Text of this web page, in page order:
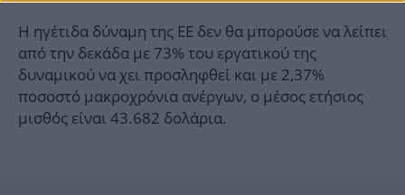
Η ηγέτιδα δύναμη της ΕΕ δεν θα μπορούσε να λείπει
από την δεκάδα με 73% του εργατικού της
δυναμικού να χει προσληφθεί και με 2,37%
ποσοστό μακροχρόνια ανέργων, ο μέσος ετήσιος
μισθός είναι 43.682 δολάρια.